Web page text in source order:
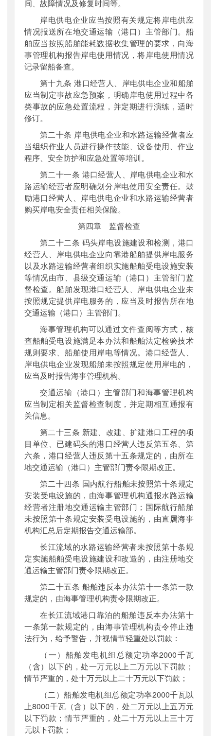
间、故障情况及修复时间等。
岸电供电企业应当按照有关规定将岸电供应
情况报送所在地交通运输（港口）主管部门。船
舶应当按照船舶能耗数据收集管理的要求，向海
事管理机构报告岸电使用情况，将岸电使用情况
记录留船备查。
第十九条 港口经营人、岸电供电企业和船舶
应当制定事故应急预案，明确岸电使用过程中各
类事故的应急处置流程，并定期进行演练，适时
修订。
第二十条 岸电供电企业和水路运输经营者应
当组织作业人员进行操作技能、设备使用、作业
程序、安全防护和应急处置等培训。
第二十一条 港口经营人、岸电供电企业和水
路运输经营者应明确划分岸电使用安全责任。鼓
励港口经营人、岸电供电企业和水路运输经营者
购买岸电安全责任相关保险。
第四章 监督检查
第二十二条 码头岸电设施建设和检测，港口
经营人、岸电供电企业向靠港船舶提供岸电服务
以及水路运输经营者组织实施船舶受电设施安装
等情况由市、县级交通运输（港口）主管部门监
督检查。船舶发现港口经营人、岸电供电企业未
按照规定提供岸电服务的，应当及时报告所在地
交通运输（港口）主管部门。
海事管理机构可以通过文件查阅等方式，核
查船舶受电设施满足本办法和船舶法定检验技术
规则要求、船舶使用岸电等情况。港口经营人、
岸电供电企业发现船舶未按照规定使用岸电的，
应当及时报告海事管理机构。
交通运输（港口）主管部门和海事管理机构
应当制定相关监督检查制度，并定期相互通报有
关信息。
第二十三条 新建、改建、扩建港口工程的项
目单位、已建码头的港口经营人违反第五条、第
六条，港口经营人违反第十五条规定的，由所在
地交通运输（港口）主管部门责令限期改正。
第二十四条 国内航行船舶未按照第十条规定
安装受电设施的，由海事管理机构通报水路运输
经营者注册地交通运输主管部门；国际航行船舶
未按照第十条规定安装受电设施的，由直属海事
机构汇总后定期报告交通运输部。
长江流域的水路运输经营者未按照第十条规
定实施船舶受电设施建设和改造的，由注册地交
通运输主管部门责令限期改正。
第二十五条 船舶违反本办法第十一条第一款
规定的，由海事管理机构责令限期改正。
在长江流域港口靠泊的船舶违反本办法第十
一条第一款规定的，由海事管理机构责令停止违
法行为，给予警告，并视情节轻重处以罚款：
（一）船舶发电机组总额定功率2000千瓦
（含）以下的，处一万元以上二万元以下罚款；
情节严重的，处十万元以上二十万元以下罚款；
（二）船舶发电机组总额定功率2000千瓦以
上8000千瓦（含）以下的，处二万元以上五万元
以下罚款；情节严重的，处二十万元以上三十万
元以下罚款；